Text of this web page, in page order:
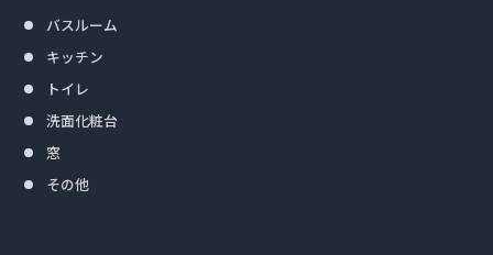
バスルーム
キッチン
トイレ
洗面化粧台
窓
その他